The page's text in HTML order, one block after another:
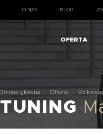
O NAS BLOG
OFERTA
Strona główna - Oferta -
TUNING